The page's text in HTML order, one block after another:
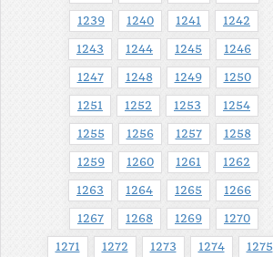
1239 1240 1241 1242
1243 1244 1245 1246
1247 1248 1249 1250
1251 1252 1253 1254
1255 1256 1257 1258
1259 1260 1261 1262
1263 1264 1265 1266
1267 1268 1269 1270
1271 1272 1273 1274 1275